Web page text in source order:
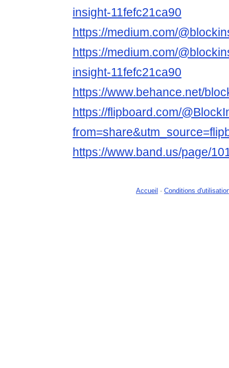
insight-11fefc21ca90
https://medium.com/
https://medium.com/
insight-11fefc21ca90
https://www.behance.net/
https://flipboard.com/
https://www.band.us/page/
Accueil - Conditions